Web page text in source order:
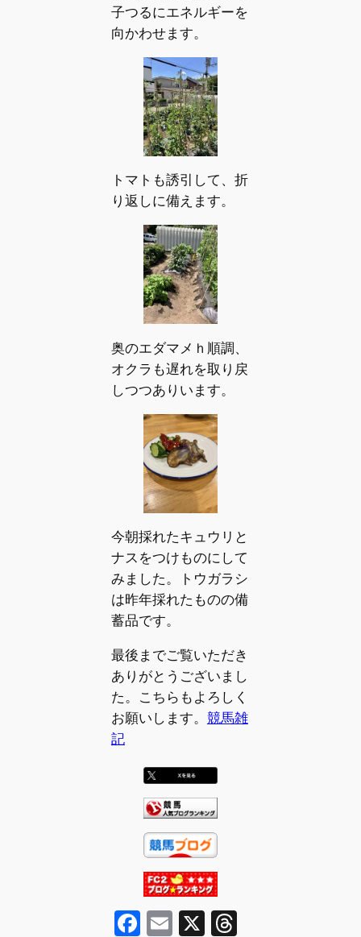
子つるにエネルギーを
向かわせます。
トマトも誘引して、折
り返しに備えます。
奥のエダマメｈ順調、
オクラも遅れを取り戻
しつつありいます。
今朝採れたキュウリと
ナスをつけものにして
みました。トウガラシ
は昨年採れたものの備
蓄品です。
最後までご覧いただき
ありがとうございまし
た。こちらもよろしく
お願いします。 競馬雑
記
F E X T